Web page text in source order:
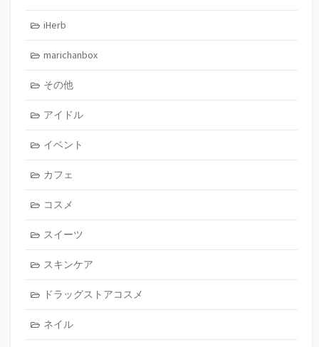
iHerb
marichanbox
その他
アイドル
イベント
カフェ
コスメ
スイーツ
スキンケア
ドラッグストアコスメ
ネイル